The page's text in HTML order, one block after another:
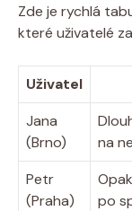
Zde je rychlá
které uživatelé
Uživatel
Jana
(Brno)
na
Petr
(Praha)
po